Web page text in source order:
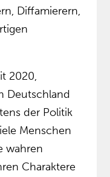
Diffamierern,
2020,
Deutschland
der Politik
Menschen
wahren
Charaktere